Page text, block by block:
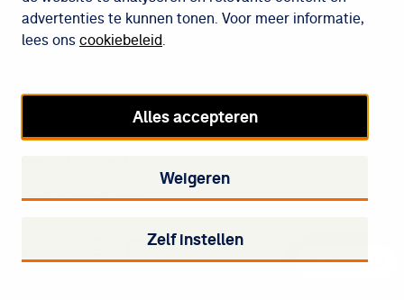
advertenties te kunnen tonen. Voor meer informatie,
lees ons cookiebeleid
Alles accepteren
Weigeren
Zelf instellen
Contact
Cookie-instellingen
Staedion op Facebook
Staedion op Twitter
Staedion op Instagram
Staedion op LinkedIn